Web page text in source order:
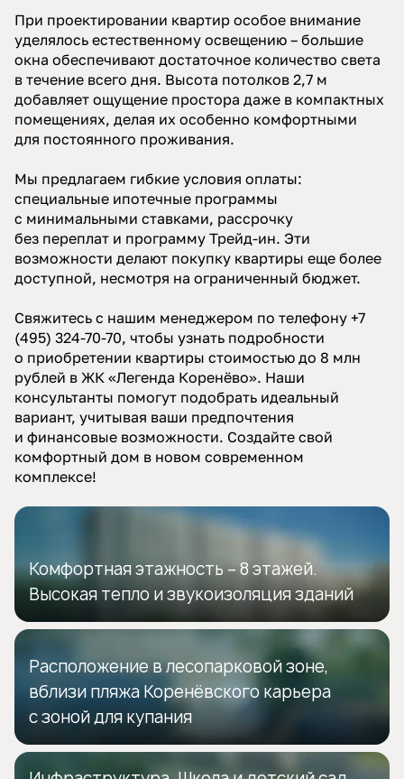
При проектировании квартир особое внимание
уделялось естественному освещению – большие
окна обеспечивают достаточное количество света
в течение всего дня. Высота потолков 2,7 м
добавляет ощущение простора даже в компактных
помещениях, делая их особенно комфортными
для постоянного проживания.
Мы предлагаем гибкие условия оплаты:
специальные ипотечные программы
с минимальными ставками, рассрочку
без переплат и программу Трейд-ин. Эти
возможности делают покупку квартиры еще более
доступной, несмотря на ограниченный бюджет.
Свяжитесь с нашим менеджером по телефону +7
(495) 324-70-70, чтобы узнать подробности
о приобретении квартиры стоимостью до 8 млн
рублей в ЖК «Легенда Коренёво». Наши
консультанты помогут подобрать идеальный
вариант, учитывая ваши предпочтения
и финансовые возможности. Создайте свой
комфортный дом в новом современном
комплексе!
Комфортная этажность – 8 этажей.
Высокая тепло и звукоизоляция зданий
Расположение в лесопарковой зоне,
вблизи пляжа Коренёвского карьера
с зоной для купания